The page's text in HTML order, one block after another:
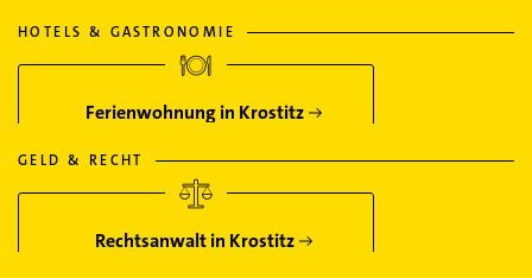
HOTELS & GASTRONOMIE
Ferienwohnung in Krostitz
GELD & RECHT
Rechtsanwalt in Krostitz